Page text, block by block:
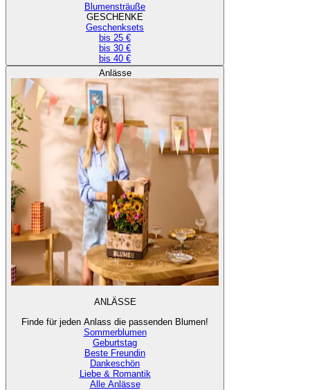
Blumensträuße
GESCHENKE
Geschenksets
bis 25 €
bis 30 €
bis 40 €
Anlässe
ANLÄSSE
Finde für jeden Anlass die passenden Blumen!
Sommerblumen
Geburtstag
Beste Freundin
Dankeschön
Liebe & Romantik
Alle Anlässe